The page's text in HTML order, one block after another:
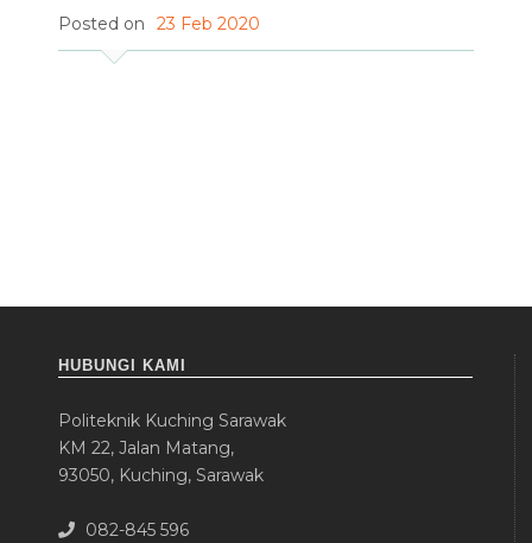
Posted on 23 Feb 2020
HUBUNGI KAMI
Politeknik Kuching Sarawak
KM 22, Jalan Matang,
93050, Kuching, Sarawak
082-845 596